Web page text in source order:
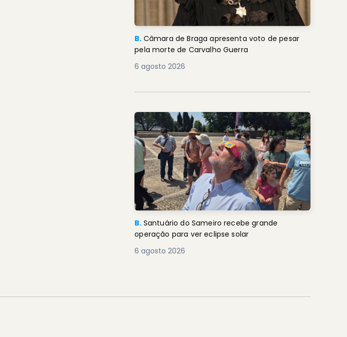
B. Câmara de Braga apresenta voto de pesar
pela morte de Carvalho Guerra
6 agosto 2026
B. Santuário do Sameiro recebe grande
operação para ver eclipse solar
6 agosto 2026